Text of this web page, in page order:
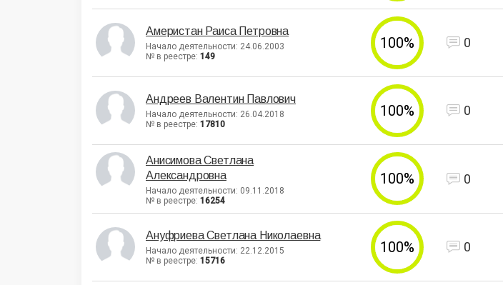
Америстан Раиса Петровна
Начало деятельности: 24.06.2003
№ в реестре: 149
100% 0
Андреев Валентин Павлович
Начало деятельности: 26.04.2018
№ в реестре: 17810
100% 0
Анисимова Светлана
Александровна
Начало деятельности: 09.11.2018
№ в реестре: 16254
100% 0
Ануфриева Светлана Николаевна
Начало деятельности: 22.12.2015
№ в реестре: 15716
100% 0